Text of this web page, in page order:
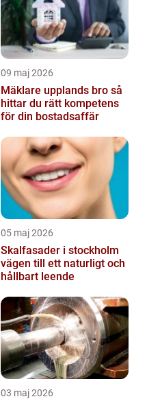
09 maj 2026
Mäklare upplands bro så
hittar du rätt kompetens
för din bostadsaffär
05 maj 2026
Skalfasader i stockholm
vägen till ett naturligt och
hållbart leende
03 maj 2026